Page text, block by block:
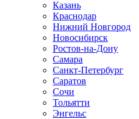
Казань
Краснодар
Нижний Новгород
Новосибирск
Ростов-на-Дону
Самара
Санкт-Петербург
Саратов
Сочи
Тольятти
Энгельс